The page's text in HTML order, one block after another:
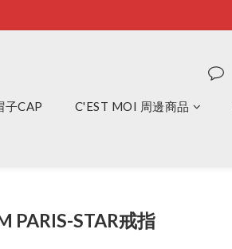
子CAP C'EST MOI 周邊商品
PARIS-STAR戒指